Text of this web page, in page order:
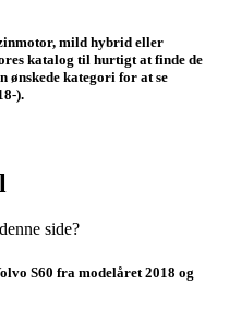
mild hybrid eller
katalog til hurtigt at finde de
ønskede kategori for at se
).
side?
S60 fra modelåret 2018 og